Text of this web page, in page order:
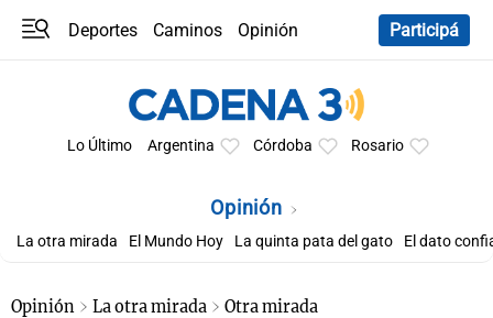
Deportes Caminos
Opinión
Participá
Lo Último Argentina Córdoba Rosario
Opinión
La otra mirada El Mundo Hoy La quinta pata del gato El dato
Opinión La otra mirada Otra mirada